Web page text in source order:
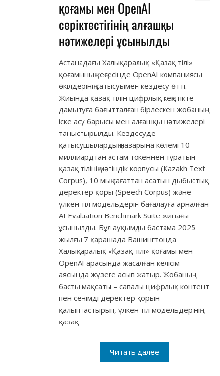
қоғамы мен OpenAІ
серіктестігінің алғашқы
нәтижелері ұсынылды
Астанадағы Халықаралық «Қазақ тілі»
қоғамының кеңсесінде OpenAI компаниясы
өкілдерінің қатысуымен кездесу өтті.
Жиында қазақ тілін цифрлық кеңістікте
дамытуға бағытталған бірлескен жобаның
іске асу барысы мен алғашқы нәтижелері
таныстырылды. Кездесуде
қатысушылардың назарына көлемі 10
миллиардтан астам токеннен тұратын
қазақ тілінің мәтіндік корпусы (Kazakh Text
Corpus), 10 мың сағаттан асатын дыбыстық
деректер қоры (Speech Corpus) және
үлкен тіл модельдерін бағалауға арналған
AI Evaluation Benchmark Suite жинағы
ұсынылды. Бұл ауқымды бастама 2025
жылғы 7 қарашада Вашингтонда
Халықаралық «Қазақ тілі» қоғамы мен
OpenAI арасында жасалған келісім
аясында жүзеге асып жатыр. Жобаның
басты мақсаты – сапалы цифрлық контент
пен сенімді деректер қорын
қалыптастырып, үлкен тіл модельдерінің
қазақ
Читать далее